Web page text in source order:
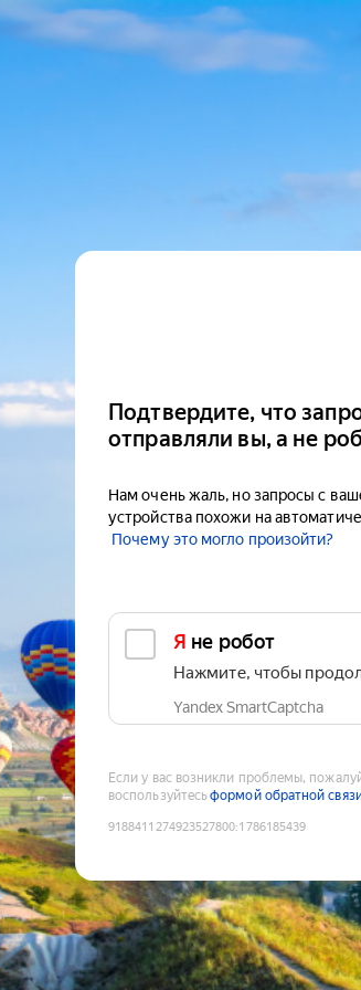
Подтвердите, что
отправляли вы, а не
Нам очень жаль, но запросы с
устройства похожи на
Почему это могло произойти?
Я не робот
Нажмите, чтобы
Yandex SmartCaptcha
Если у вас возникли проблемы,
воспользуйтесьформой обратной
9188411274923527800:1786185439